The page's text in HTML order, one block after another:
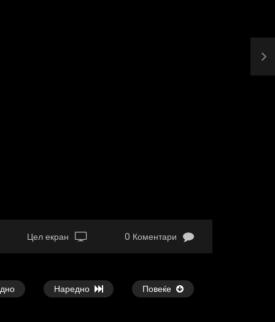
Цел екран 0 Коментари
Наредно Повеќе